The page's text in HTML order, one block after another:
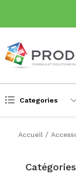
Categories
Accueil
Catégories